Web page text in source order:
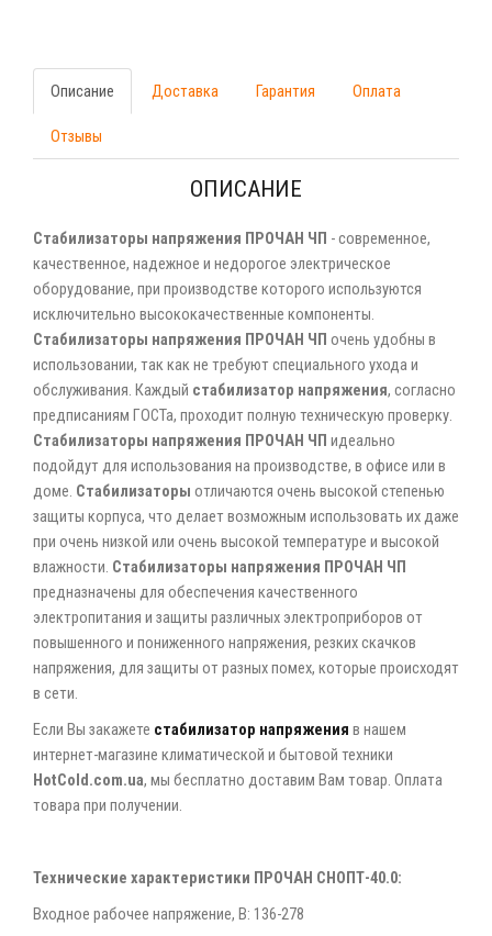
Описание Доставка Гарантия Оплата
Отзывы
ОПИСАНИЕ
Стабилизаторы напряжения ПРОЧАН ЧП - современное,
качественное, надежное и недорогое электрическое
оборудование, при производстве которого используются
исключительно высококачественные компоненты.
Стабилизаторы напряжения ПРОЧАН ЧП очень удобны в
использовании, так как не требуют специального ухода и
обслуживания. Каждый стабилизатор напряжения, согласно
предписаниям ГОСТа, проходит полную техническую проверку.
Стабилизаторы напряжения ПРОЧАН ЧП идеально
подойдут для использования на производстве, в офисе или в
доме. Стабилизаторы отличаются очень высокой степенью
защиты корпуса, что делает возможным использовать их даже
при очень низкой или очень высокой температуре и высокой
влажности. Стабилизаторы напряжения ПРОЧАН ЧП
предназначены для обеспечения качественного
электропитания и защиты различных электроприборов от
повышенного и пониженного напряжения, резких скачков
напряжения, для защиты от разных помех, которые происходят
в сети.
Если Вы закажете стабилизатор напряжения в нашем
интернет-магазине климатической и бытовой техники
HotCold.com.ua, мы бесплатно доставим Вам товар. Оплата
товара при получении.
Технические характеристики ПРОЧАН СНОПТ-40.0:
Входное рабочее напряжение, В: 136-278